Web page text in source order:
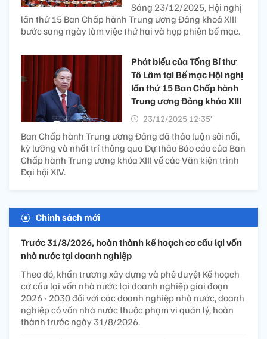
Sáng 23/12/2025, Hội nghị
lần thứ 15 Ban Chấp hành Trung ương Đảng khoá XIII
bước sang ngày làm việc thứ hai và họp phiên bế mạc.
Phát biểu của Tổng Bí thư
Tô Lâm tại Bế mạc Hội nghị
lần thứ 15 Ban Chấp hành
Trung ương Đảng khóa XIII
23/12/2025 12:35’
Ban Chấp hành Trung ương Đảng đã thảo luận sôi nổi,
kỹ lưỡng và nhất trí thông qua Dự thảo Báo cáo của Ban
Chấp hành Trung ương khóa XIII về các Văn kiện trình
Đại hội XIV.
Chính sách mới
Trước 31/8/2026, hoàn thành kế hoạch cơ cấu lại vốn
nhà nước tại doanh nghiệp
Theo đó, khẩn trương xây dựng và phê duyệt Kế hoạch
cơ cấu lại vốn nhà nước tại doanh nghiệp giai đoạn
2026 - 2030 đối với các doanh nghiệp nhà nước, doanh
nghiệp có vốn nhà nước thuộc phạm vi quản lý, hoàn
thành trước ngày 31/8/2026.